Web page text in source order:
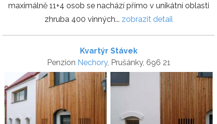
maximálně 11+4 osob se nachází přímo v unikátní oblasti
zhruba 400 vinných... zobrazit detail
Kvartýr Stávek
Penzion Nechory, Prušánky, 696 21